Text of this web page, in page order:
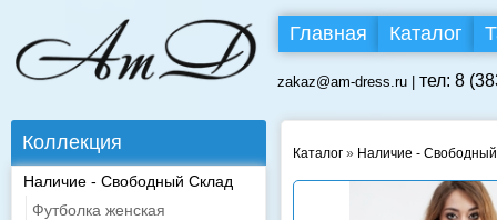
Главная Каталог
zakaz@am-dress.ru | тел: 8
Коллекция
Наличие - Свободный Склад
Футболка женская
Каталог » Наличие -